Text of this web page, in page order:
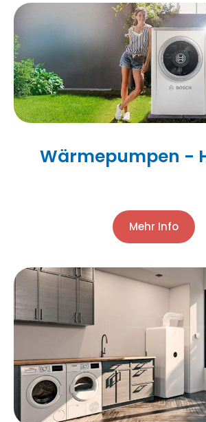
Wärmepumpen -
Mehr Info